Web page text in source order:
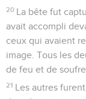
20 La bête fut
avait accompli
ceux qui avaient
image. Tous les
de feu et de soufre.
21 Les autres